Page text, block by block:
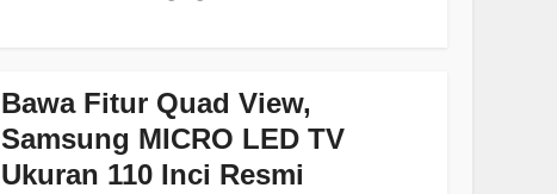
Bawa Fitur Quad View,
Samsung MICRO LED TV
Ukuran 110 Inci Resmi